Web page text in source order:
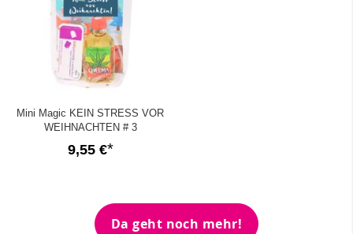
Mini Magic KEIN STRESS VOR
WEIHNACHTEN # 3
9,55 €
Da geht noch mehr!